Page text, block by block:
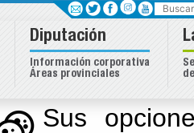
Sus
Buscar
Diputación
Información corporativa
Áreas provinciales